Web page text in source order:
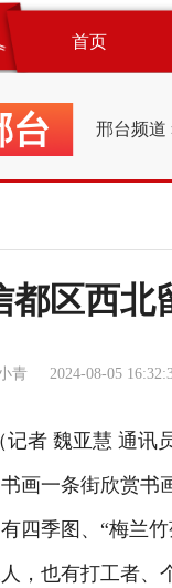
首页
台 邢台频道
都区西北
青 2024-08-05
魏亚慧 通讯
画一条街欣赏
四季图、“梅兰
，也有打工者、